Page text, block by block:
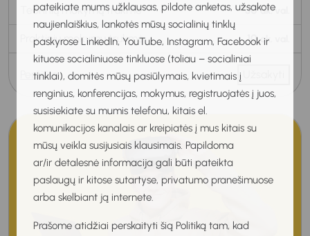
pateikiate mums užklausas, pildote anketas, užsakote
naujienlaiškius, lankotės mūsų socialinių tinklų
paskyrose LinkedIn, YouTube, Instagram, Facebook ir
kituose socialiniuose tinkluose (toliau – socialiniai
tinklai), domitės mūsų pasiūlymais, kvietimais į
renginius, konferencijas, mokymus, registruojatės į juos,
susisiekiate su mumis telefonu, kitais el.
komunikacijos kanalais ar kreipiatės į mus kitais su
mūsų veikla susijusiais klausimais. Papildoma
ar/ir detalesnė informacija gali būti pateikta
paslaugų ir kitose sutartyse, privatumo pranešimuose
arba skelbiant ją internete.
Prašome atidžiai perskaityti šią Politiką tam, kad
Teorinių mokymų trukmė 30ak. val.
Praktinių mokymų trukmė 10ak. val.
Peržiūra